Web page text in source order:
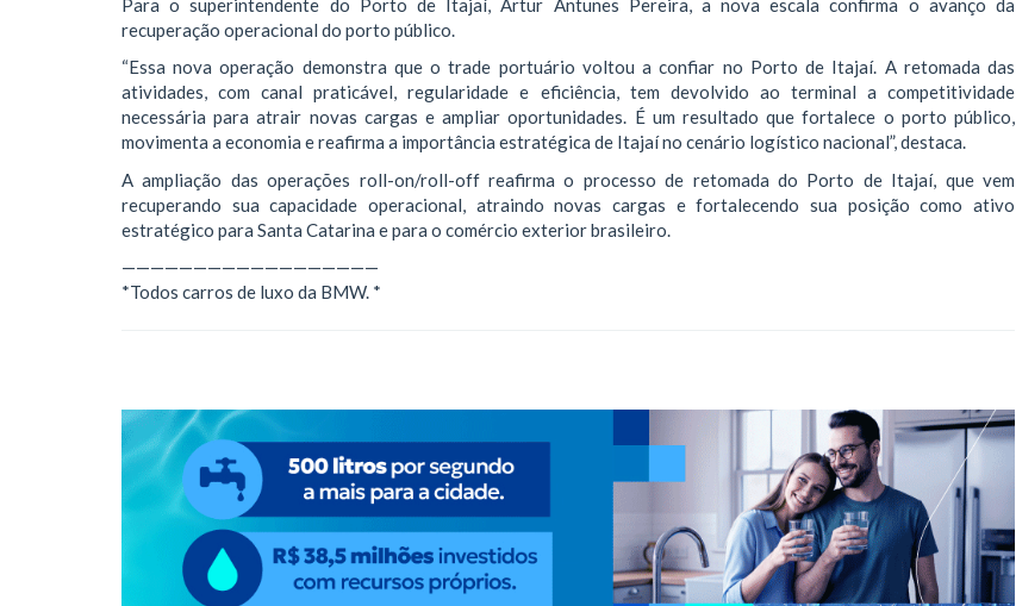
recuperação operacional do porto público.
“Essa nova operação demonstra que o trade portuário voltou a confiar no Porto de Itajaí. A retomada das
atividades, com canal praticável, regularidade e eficiência, tem devolvido ao terminal a competitividade
necessária para atrair novas cargas e ampliar oportunidades. É um resultado que fortalece o porto público,
movimenta a economia e reafirma a importância estratégica de Itajaí no cenário logístico nacional”, destaca.
A ampliação das operações roll-on/roll-off reafirma o processo de retomada do Porto de Itajaí, que vem
recuperando sua capacidade operacional, atraindo novas cargas e fortalecendo sua posição como ativo
estratégico para Santa Catarina e para o comércio exterior brasileiro.
——————————————————
*Todos carros de luxo da BMW. *